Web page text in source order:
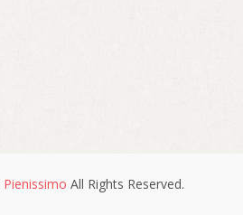
Pienissimo All Rights Reserved.